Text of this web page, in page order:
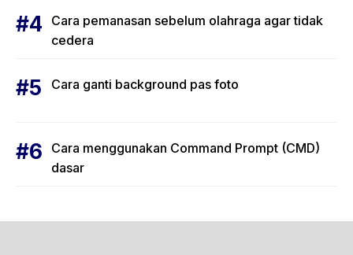
Cara pemanasan sebelum olahraga agar tidak
cedera
Cara ganti background pas foto
Cara menggunakan Command Prompt (CMD)
dasar